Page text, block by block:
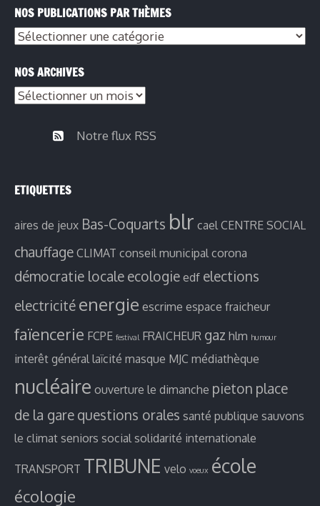
NOS PUBLICATIONS PAR THÈMES
Nos
par
thèmes
NOS ARCHIVES
Nos
Notre flux RSS
ETIQUETTES
aires de jeux Bas-Coquarts blr cael CENTRE SOCIAL
chauffage CLIMAT conseil municipal corona
démocratie locale ecologie edf elections
electricité energie escrime espace fraicheur
faïencerie FCPE festival FRAICHEUR gaz hlm humour
interêt général laïcité masque MJC médiathèque
nucléaire ouverture le dimanche pieton place
de la gare questions orales santé publique sauvons
le climat seniors social solidarité internationale
TRANSPORT TRIBUNE velo voeux école
écologie